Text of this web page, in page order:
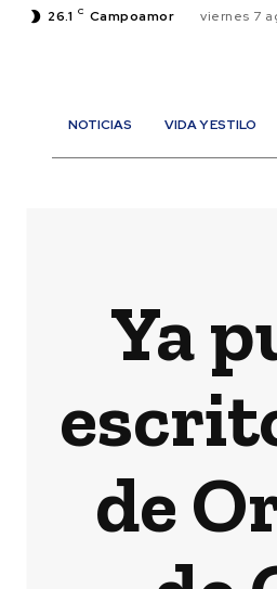
26.1 C Campoamor viernes 7
NOTICIAS VIDA Y ESTILO
Ya
de